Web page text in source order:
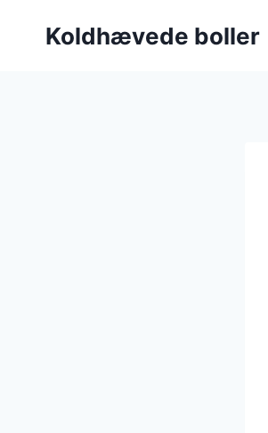
Koldhævede boller